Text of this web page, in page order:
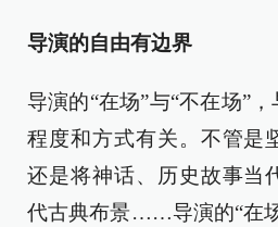
导演的自由有边界
导演的“在场”与“不在场”
程度和方式有关。不管是
还是将神话、历史故事当
代古典布景……导演的“在